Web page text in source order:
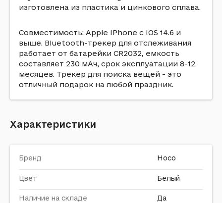
изготовлена ​​из пластика и цинкового сплава.
Совместимость: Apple iPhone с iOS 14.6 и
выше. Bluetooth-трекер для отслеживания
работает от батарейки CR2032, емкость
составляет 230 мАч, срок эксплуатации 8-12
месяцев. Трекер для поиска вещей - это
отличный подарок на любой праздник.
Характеристики
Бренд Hoco
Цвет Белый
Наличие на складе Да